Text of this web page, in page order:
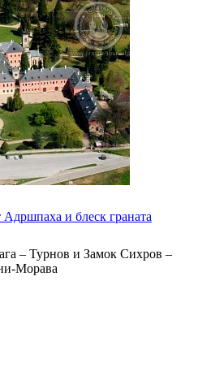
и блеск граната
– Турнов и Замок Сихров –
Морава